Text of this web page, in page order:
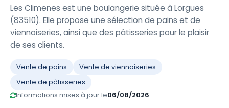
Les Climenes est une boulangerie située à Lorgues
(83510). Elle propose une sélection de pains et de
viennoiseries, ainsi que des pâtisseries pour le plaisir
de ses clients.
Vente de pains
Vente de viennoiseries
Vente de pâtisseries
Informations mises à jour le06/08/2026.